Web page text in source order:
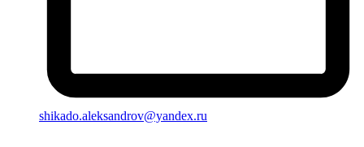
shikado.aleksandrov@yandex.ru